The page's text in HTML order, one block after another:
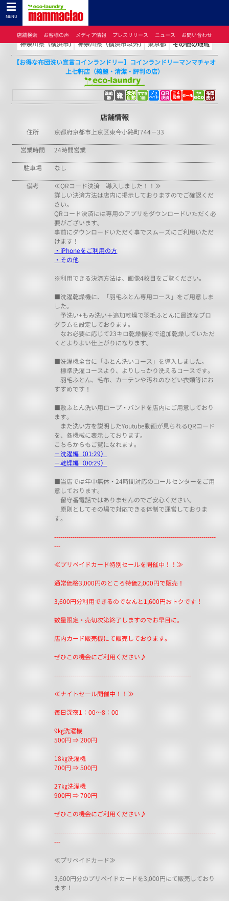
MENU
店舗検索 お客様の声 メディア情報 プレスリリース ニュース お問い合わせ
コインランドリーのマンマチャオTOP
>京都府
> 【お得な布団洗い宣言コインランドリー】コインランドリーマンマチャオ上七
軒店（綺麗・清潔・評判の店）
【お得な布団洗い宣言コインランドリー】コインランドリーマンマチャオ
上七軒店（綺麗・清潔・評判の店）
店舗情報
住所 京都府京都市上京区東今小路町744－33
営業時間 24時間営業
駐車場 なし
備考
≪QRコード決済 導入しました！！≫
詳しい決済方法は店内に掲示しておりますのでご確認くだ
さい。
QRコード決済には専用のアプリをダウンロードいただく必
要がございます。
事前にダウンロードいただく事でスムーズにご利用いただ
けます！
・iPhoneをご利用の方
・その他
※利用できる決済方法は、画像4枚目をご覧ください。
■洗濯乾燥機に、「羽毛ふとん専用コース」をご用意しま
した。
予洗い+もみ洗い＋追加乾燥で羽毛ふとんに最適なプロ
グラムを設定しております。
なお必要に応じて23キロ乾燥機④で追加乾燥していただ
くとよりよい仕上がりになります。
■洗濯機全台に「ふとん洗いコース」を導入しました。
標準洗濯コースより、よりしっかり洗えるコースです。
羽毛ふとん、毛布、カーテンや汚れのひどい衣類等にお
すすめです！
■敷ふとん洗い用ロープ・バンドを店内にご用意しており
ます。
また洗い方を説明したYoutube動画が見られるQRコード
を、各機械に表示しております。
こちらからもご覧になれます。
－洗濯編（01:29）
－乾燥編（00:29）
■当店では年中無休・24時間対応のコールセンターをご用
意しております。
留守番電話ではありませんのでご安心ください。
原則としてその場で対応できる体制で運営しておりま
す。
-------------------------------------------------------------------------------
---
≪プリペイドカード特別セールを開催中！！≫
通常価格3,000円のところ特価2,000円で販売！
3,600円分利用できるのでなんと1,600円おトクです！
数量限定・売切次第終了しますのでお早目に。
店内カード販売機にて販売しております。
ぜひこの機会にご利用ください♪
-------------------------------------------------------------------
≪ナイトセール開催中！！≫
毎日深夜1：00～8：00
9㎏洗濯機
500円 ⇒ 200円
18㎏洗濯機
700円 ⇒ 500円
27㎏洗濯機
900円 ⇒ 700円
ぜひこの機会にご利用ください♪
-------------------------------------------------------------------------------
---
≪プリペイドカード≫
3,600円分のプリペイドカードを3,000円にて販売しており
ます！